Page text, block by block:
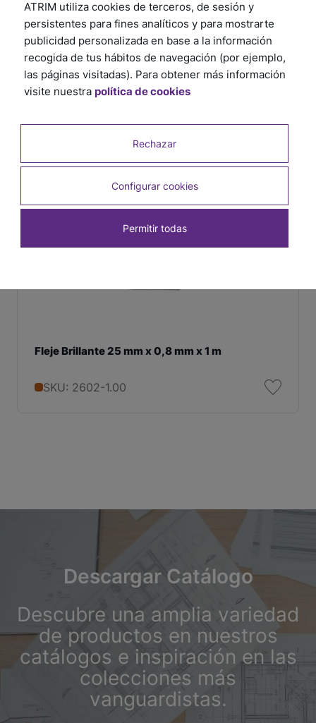
Fleje Brillante 25 mm x 0,8 mm x 1 m
SKU: 2602-1.00
Descargar Catálogo
Descubre una amplia variedad
de productos en nuestros
catálogos e inspiración en las
colecciones más
vanguardistas.
ATRIM utiliza cookies de terceros, de sesión y
persistentes para fines analíticos y para mostrarte
publicidad personalizada en base a la información
recogida de tus hábitos de navegación (por ejemplo,
las páginas visitadas). Para obtener más información
visite nuestra política de cookies
Rechazar
Configurar cookies
Permitir todas